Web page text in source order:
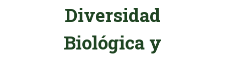
Diversidad
Biológica y